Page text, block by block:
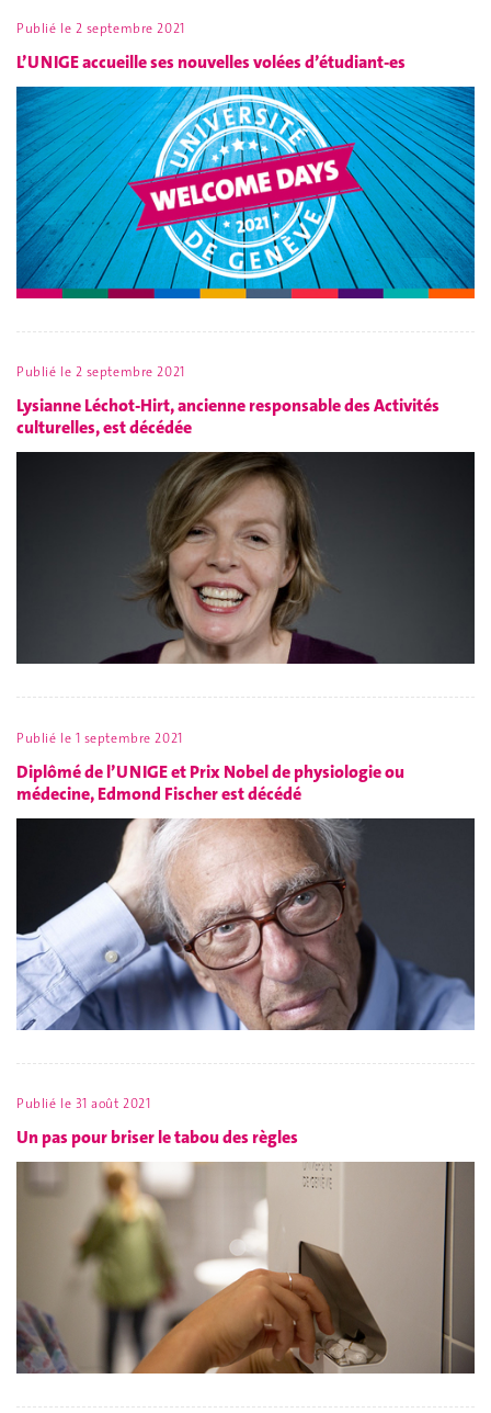
Publié le 2 septembre 2021
L’UNIGE accueille ses nouvelles volées d’étudiant-es
Publié le 2 septembre 2021
Lysianne Léchot-Hirt, ancienne responsable des Activités
culturelles, est décédée
Publié le 1 septembre 2021
Diplômé de l’UNIGE et Prix Nobel de physiologie ou
médecine, Edmond Fischer est décédé
Publié le 31 août 2021
Un pas pour briser le tabou des règles